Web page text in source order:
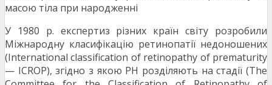
масою тіла при народженні
У 1980 р. експертиз різних країн світу розробили
Міжнародну класифікацію ретинопатії недоношених
(International classification of retinopathy of prematurity
— ICROP), згідно з якою РН розділяють на стадії (The